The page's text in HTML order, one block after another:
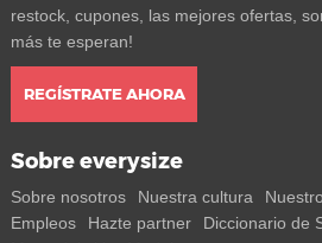
restock, cupones, las mejores ofertas,
más te esperan!
REGÍSTRATE AHORA
Sobre everysize
Sobre nosotros Nuestra cultura
Empleos
Hazte partner Diccionario de